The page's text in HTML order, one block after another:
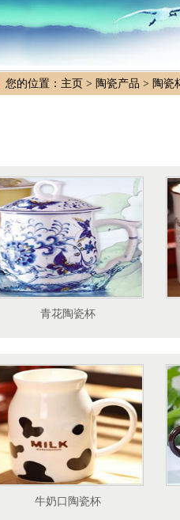
您的位置： 主页 > 陶瓷产品 > 陶瓷
青花陶瓷杯
牛奶口陶瓷杯